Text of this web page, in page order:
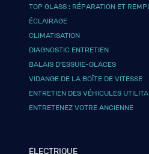
TOP GLASS : RÉPARATION ET
ÉCLAIRAGE
CLIMATISATION
DIAGNOSTIC ENTRETIEN
BALAIS D’ESSUIE-GLACES
VIDANGE DE LA BOÎTE DE VITESSE
ENTRETIEN DES VÉHICULES
ENTRETENEZ VOTRE ANCIENNE
ÉLECTRIQUE